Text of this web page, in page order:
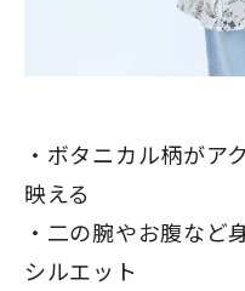
ボタニカル柄がア
映える
二の腕やお腹など
シルエット